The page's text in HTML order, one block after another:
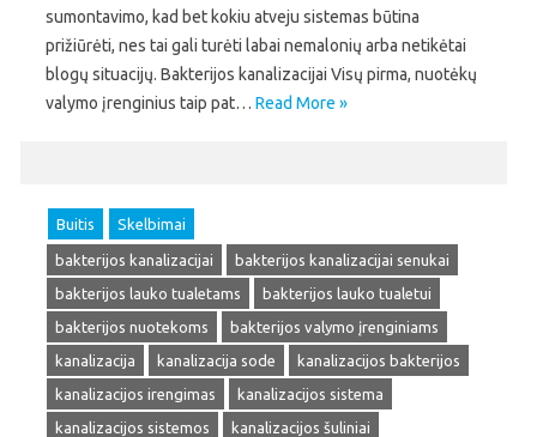
sumontavimo, kad bet kokiu atveju sistemas būtina
prižiūrėti, nes tai gali turėti labai nemalonių arba netikėtai
blogų situacijų. Bakterijos kanalizacijai Visų pirma, nuotėkų
valymo įrenginius taip pat… Read More »
Buitis Skelbimai
bakterijos kanalizacijai
bakterijos kanalizacijai senukai
bakterijos lauko tualetams
bakterijos lauko tualetui
bakterijos nuotekoms
bakterijos valymo įrenginiams
kanalizacija
kanalizacija sode
kanalizacijos bakterijos
kanalizacijos irengimas
kanalizacijos sistema
kanalizacijos sistemos
kanalizacijos šuliniai